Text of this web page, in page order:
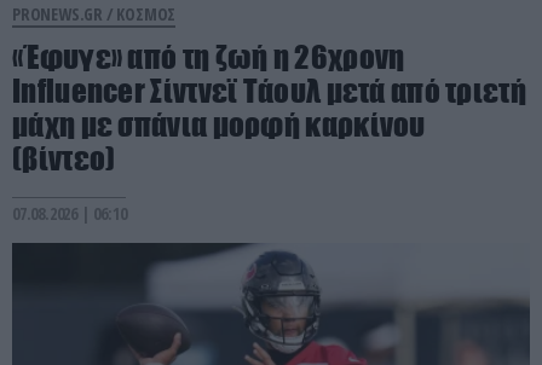
PRONEWS.GR / ΚΟΣΜΟΣ
«Έφυγε» από τη ζωή η 26χρονη
Ιnfluencer Σίντνεϊ Τάουλ μετά από τριετή
μάχη με σπάνια μορφή καρκίνου
(βίντεο)
07.08.2026 | 06:10